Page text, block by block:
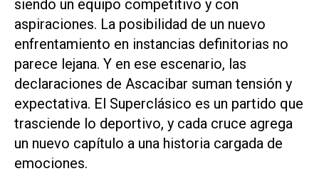
siendo un equipo competitivo y con
aspiraciones. La posibilidad de un nuevo
enfrentamiento en instancias definitorias no
parece lejana. Y en ese escenario, las
declaraciones de Ascacibar suman tensión y
expectativa. El Superclásico es un partido que
trasciende lo deportivo, y cada cruce agrega
un nuevo capítulo a una historia cargada de
emociones.